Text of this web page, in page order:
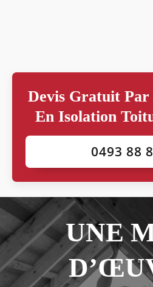
Devis Gratuit
En Isolation
0493 88
UNE